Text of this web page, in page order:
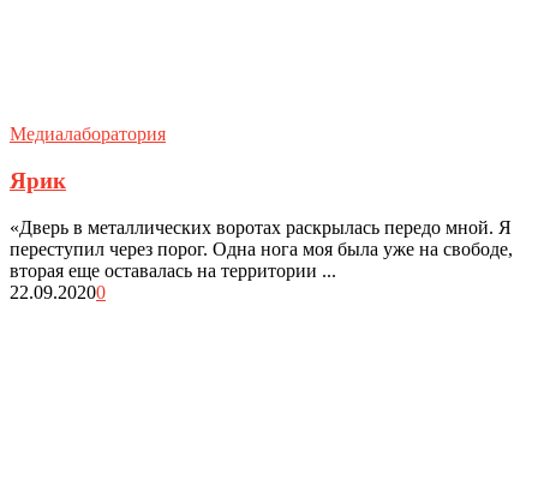
Медиалаборатория
Ярик
«Дверь в металлических воротах раскрылась передо мной. Я
переступил через порог. Одна нога моя была уже на свободе,
вторая еще оставалась на территории ...
22.09.20200